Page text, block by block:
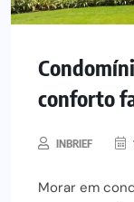
conforto
INBRIEF
Morar em